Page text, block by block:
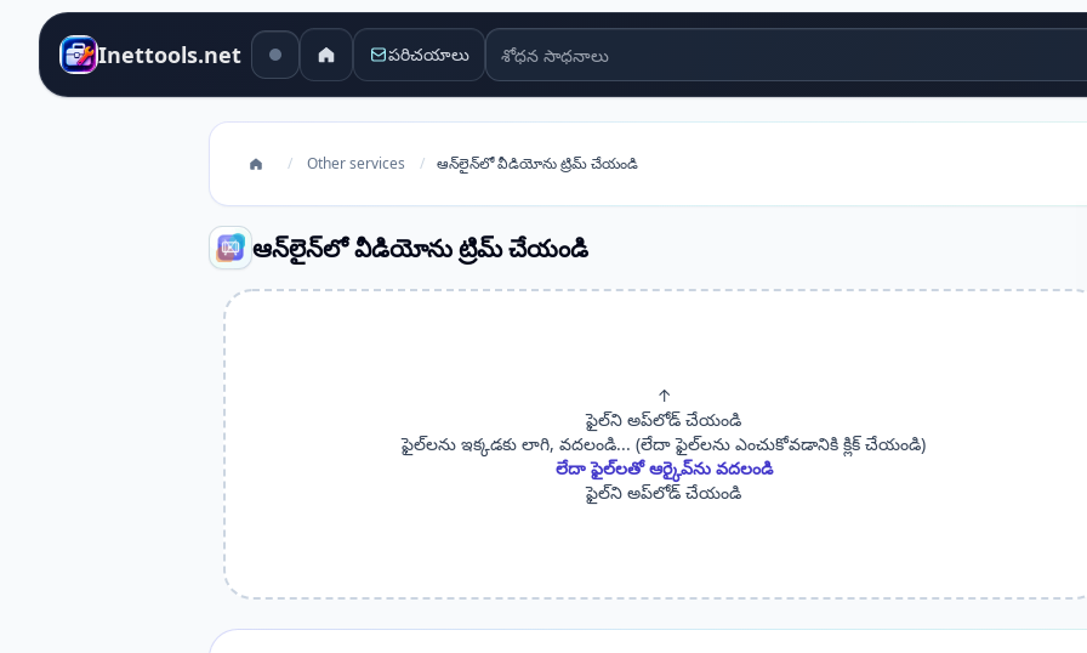
Inettools.net పరిచయాలు శోధన సాధనాలు
/ Other services / ఆన్‌లైన్‌లో వీడియోను ట్రిమ్ చేయండి
ఆన్‌లైన్‌లో వీడియోను ట్రిమ్ చేయండి
↑
ఫైల్‌ని అప్‌లోడ్ చేయండి
ఫైల్‌లను ఇక్కడకు లాగి, వదలండి... (లేదా ఫైల్‌లను ఎంచుకోవడానికి క్లిక్ చేయండి)
లేదా ఫైల్‌లతో ఆర్కైవ్‌ను వదలండి
ఫైల్‌ని అప్‌లోడ్ చేయండి